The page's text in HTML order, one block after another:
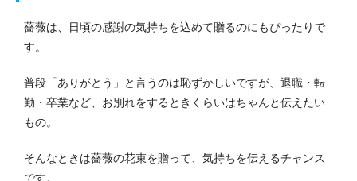
薔薇は、日頃の感謝の気持ちを込めて贈るのにもぴったりで
す。
普段「ありがとう」と言うのは恥ずかしいですが、退職・転
勤・卒業など、お別れをするときくらいはちゃんと伝えたい
もの。
そんなときは薔薇の花束を贈って、気持ちを伝えるチャンス
です。